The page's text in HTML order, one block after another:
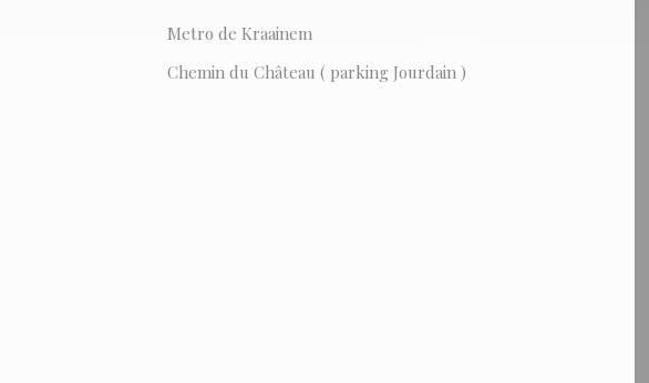
Metro de Kraainem
Chemin du Château ( parking Jourdain )